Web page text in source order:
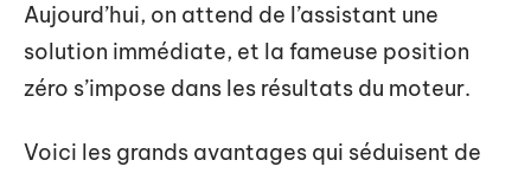
Aujourd’hui, on attend de l’assistant une
solution immédiate, et la fameuse position
zéro s’impose dans les résultats du moteur.
Voici les grands avantages qui séduisent de